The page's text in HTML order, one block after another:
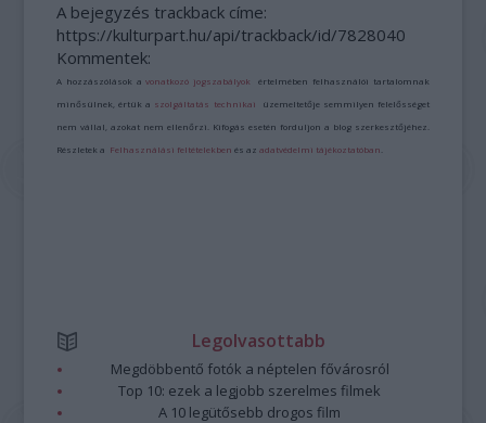
A bejegyzés trackback címe:
https://kulturpart.hu/api/trackback/id/7828040
Kommentek:
A hozzászólások avonatkozó jogszabályok értelmében felhasználói tartalomnak
minősülnek, értük a szolgáltatás technikai üzemeltetője semmilyen felelősséget
nem vállal, azokat nem ellenőrzi. Kifogás esetén forduljon a blog szerkesztőjéhez.
Részletek a Felhasználási feltételekben és azadatvédelmi tájékoztatóban
Legolvasottabb
Megdöbbentő fotók a néptelen fővárosról
Top 10: ezek a legjobb szerelmes filmek
A 10 legütősebb drogos film